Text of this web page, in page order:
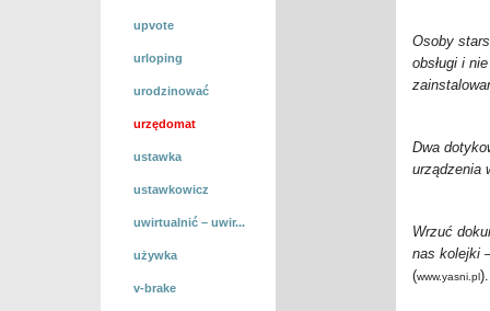
upvote
urloping
urodzinować
urzędomat
ustawka
ustawkowicz
uwirtualnić – uwir...
używka
v-brake
Osoby
obsługi i
Dwa
urządzenia
Wrzuć
nas kolejki
(www.yasni.pl).